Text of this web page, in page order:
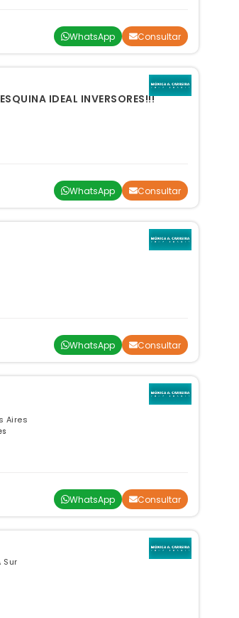
WhatsApp Consultar
IDEAL INVERSORES!!!
WhatsApp Consultar
WhatsApp Consultar
Aires
WhatsApp Consultar
Sur